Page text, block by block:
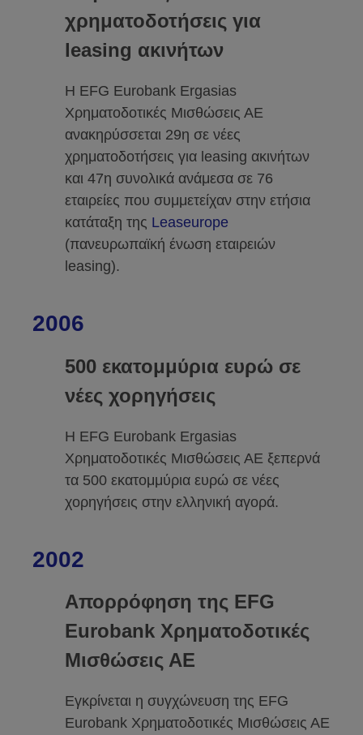
χρηματοδοτήσεις για
leasing ακινήτων
Η EFG Eurobank Ergasias
Χρηματοδοτικές Μισθώσεις ΑΕ
ανακηρύσσεται 29η σε νέες
χρηματοδοτήσεις για leasing ακινήτων
και 47η συνολικά ανάμεσα σε 76
εταιρείες που συμμετείχαν στην ετήσια
κατάταξη της Leaseurope
(πανευρωπαϊκή ένωση εταιρειών
leasing).
2006
500 εκατομμύρια ευρώ σε
νέες χορηγήσεις
Η EFG Eurobank Ergasias
Χρηματοδοτικές Μισθώσεις ΑΕ ξεπερνά
τα 500 εκατομμύρια ευρώ σε νέες
χορηγήσεις στην ελληνική αγορά.
2002
Απορρόφηση της EFG
Eurobank Χρηματοδοτικές
Μισθώσεις ΑΕ
Εγκρίνεται η συγχώνευση της EFG
Eurobank Χρηματοδοτικές Μισθώσεις ΑΕ